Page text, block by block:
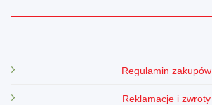
Regulamin zakupów
Reklamacje i zwroty